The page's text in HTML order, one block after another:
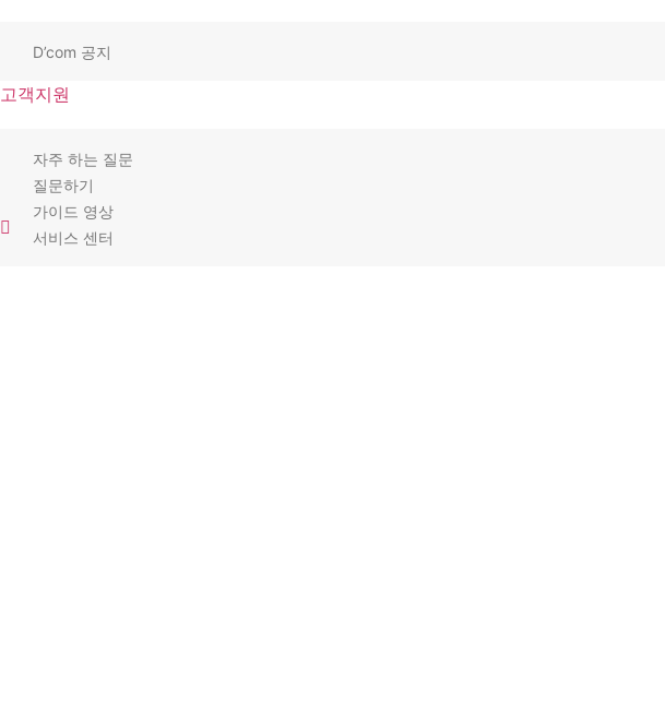
D’com 공지
고객지원
자주 하는 질문
질문하기
가이드 영상
서비스 센터